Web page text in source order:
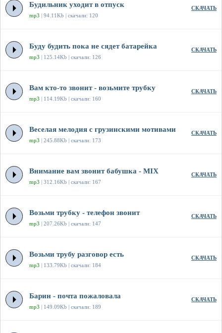
Будильник уходит в отпуск
mp3 | 94.11Kb | скачали: 120
СКАЧАТЬ
Буду будить пока не сядет батарейка
mp3 | 125.14Kb | скачали: 126
СКАЧАТЬ
Вам кто-то звонит - возьмите трубку
mp3 | 114.19Kb | скачали: 160
СКАЧАТЬ
Веселая мелодия с грузинскими мотивами
mp3 | 245.88Kb | скачали: 173
СКАЧАТЬ
Внимание вам звонит бабушка - MIX
mp3 | 312.16Kb | скачали: 167
СКАЧАТЬ
Возьми трубку - телефон звонит
mp3 | 207.26Kb | скачали: 147
СКАЧАТЬ
Возьми трубу разговор есть
mp3 | 133.79Kb | скачали: 184
СКАЧАТЬ
Барин - почта пожаловала
mp3 | 149.09Kb | скачали: 189
СКАЧАТЬ